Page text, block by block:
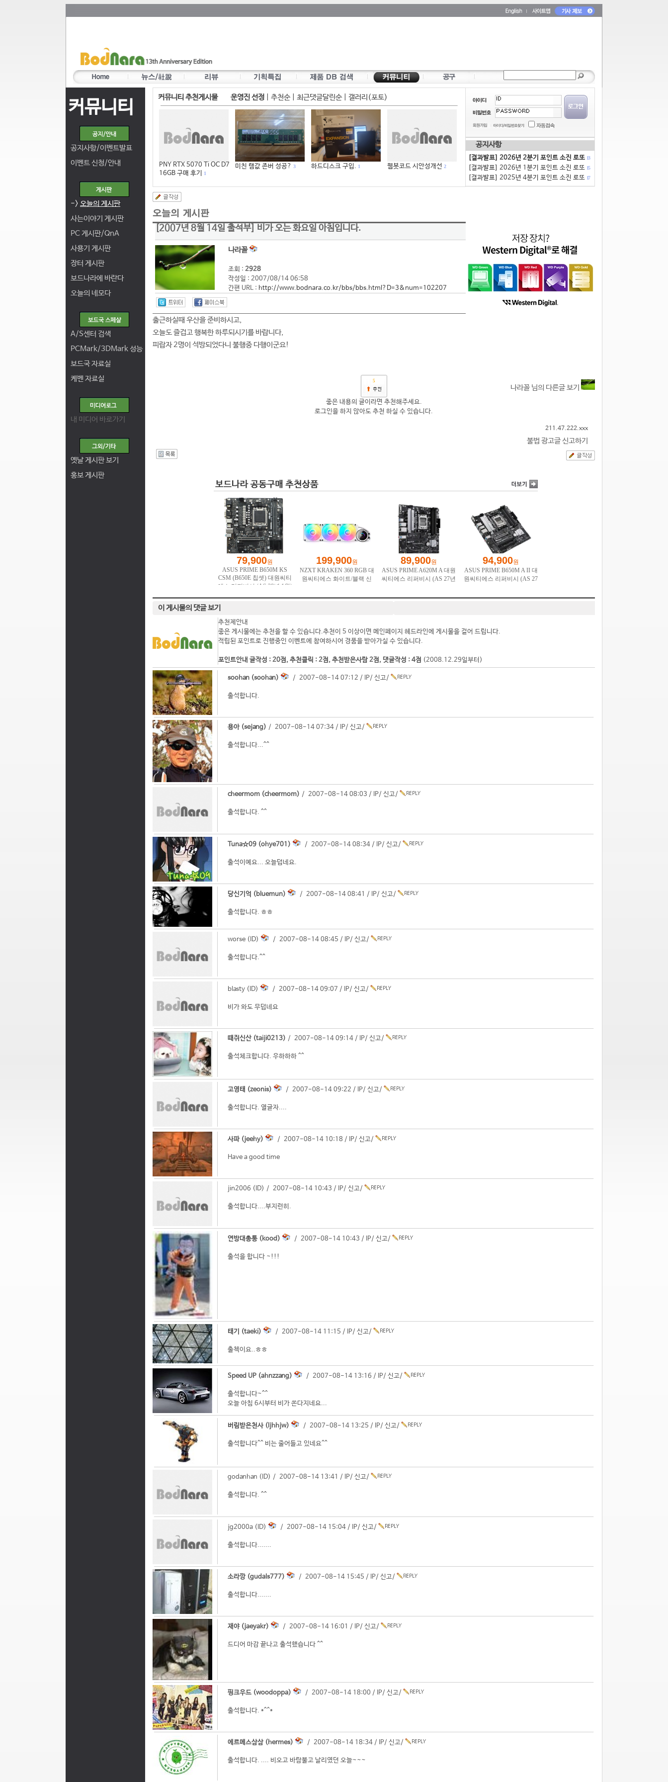
커뮤니티
공지사항/이벤트발표
이벤트 신청/안내
-> 오늘의 게시판
사는이야기 게시판
PC 게시판/QnA
사용기 게시판
장터 게시판
보드나라에 바란다
오늘의 네모다
A/S센터 검색
PCMark/3DMark 성능
보드국 자료실
케벤 자료실
내 미디어 바로가기
옛날 게시판 보기
홍보 게시판
커뮤니티 추천게시물 운영진 선정 추천순| 최근댓글달린순| 갤러리(포토)
PNY RTX 5070 Ti OC D7
16GB 구매 후기
1
미친 램값 존버 성공? 3 하드디스크 구입. 1 웹봇코드 시안성개선 2
공지사항
[결과발표] 2026년 2분기 포인트 소진 로또 13
[결과발표] 2026년 1분기 포인트 소진 로또 15
[결과발표] 2025년 4분기 포인트 소진 로또 17
[2007년 8월 14일 출석부] 비가 오는 화요일 아침입니다.
나라꼴
조회 : 2928
작성일 : 2007/08/14 06:58
간편 URL : http://www.bodnara.co.kr/bbs/bbs.html?D=3&num=102207
출근하실때 우산을 준비하시고,
오늘도 즐겁고 행복한 하루되시기를 바랍니다,
피랍자 2명이 석방되었다니 불행중 다행이군요!
5
나라꼴 님의 다른글 보기
좋은 내용의 글이라면 추천해주세요.
로그인을 하지 않아도 추천 하실 수 있습니다.
211.47.222.xxx
불법 광고글 신고하기
이 게시물의 댓글 보기
추천제안내
좋은 게시물에는 추천을 할 수 있습니다.추천이 5 이상이면 메인페이지 헤드라인에 게시물을 걸어 드립니다.
적립된 포인트로 진행중인 이벤트에 참여하시어 경품을 받아가실 수 있습니다.
포인트안내 글작성 : 20점, 추천클릭 : 2점, 추천받은사람 2점, 댓글작성 : 4점 (2008.12.29일부터)
soohan (soohan) / 2007-08-14 07:12 / IP/ 신고/
출석합니다.
용아 (sejang) / 2007-08-14 07:34 / IP/ 신고/
출석합니다...^^
cheermom (cheermom) / 2007-08-14 08:03 / IP/ 신고/
출석합니다. ^^
Tuna☆09 (ohye701) / 2007-08-14 08:34 / IP/ 신고/
출석이예요... 오늘덥네요.
당신기억 (bluemun) / 2007-08-14 08:41 / IP/ 신고/
출석합니다. ㅎㅎ
worse (ID) / 2007-08-14 08:45 / IP/ 신고/
출석합니다.^^
blasty (ID) / 2007-08-14 09:07 / IP/ 신고/
비가 와도 무덥네요
때쥐신산 (taiji0213) / 2007-08-14 09:14 / IP/ 신고/
출석체크합니다. 우하하하 ^^
고영태 (zeonis) / 2007-08-14 09:22 / IP/ 신고/
출석합니다. 열글자....
사파 (jeehy) / 2007-08-14 10:18 / IP/ 신고/
Have a good time
jin2006 (ID) / 2007-08-14 10:43 / IP/ 신고/
출석합니다....부지런히.
연방대총통 (kood) / 2007-08-14 10:43 / IP/ 신고/
출석을 합니다 ~!!!
태기 (taeki) / 2007-08-14 11:15 / IP/ 신고/
출첵이요..ㅎㅎ
Speed UP (ahnzzang) / 2007-08-14 13:16 / IP/ 신고/
출석합니다~^^
오늘 아침 6시부터 비가 쏜다지네요...
버림받은천사 (ljhhjw) / 2007-08-14 13:25 / IP/ 신고/
출석합니다^^ 비는 줄어들고 있네요^^
godanhan (ID) / 2007-08-14 13:41 / IP/ 신고/
출석합니다. ^^
jg2000a (ID) / 2007-08-14 15:04 / IP/ 신고/
출석합니다.......
소라깡 (gudals777) / 2007-08-14 15:45 / IP/ 신고/
출석합니다.......
재야 (jaeyakr) / 2007-08-14 16:01 / IP/ 신고/
드디어 마감 끝나고 출석했습니다 ^^
핑크우드 (woodoppa) / 2007-08-14 18:00 / IP/ 신고/
출석합니다. *^^*
에르메스삼삼 (hermes) / 2007-08-14 18:34 / IP/ 신고/
출석합니다. .... 비오고 바람불고 날리였던 오늘~~~